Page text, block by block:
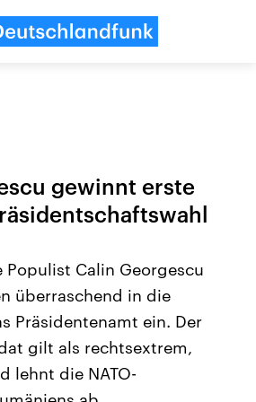
Anhalt
am 6.
neuen
das
Koalition aus
Aktuelle Beiträge,
Hintergründe
Wirtschaftlich und
gehören die Vereinigten
den mächtigsten Ländern
mit großem Einfluss auf
gewinnt erste
Populist Calin Georgescu
überraschend in die
Präsidentenamt ein. Der
gilt als rechtsextrem,
lehnt die NATO-